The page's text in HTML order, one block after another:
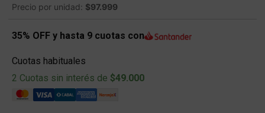
Precio por unidad: $97.999
35% OFF y hasta 9 cuotas con
Cuotas habituales
2 Cuotas sin interés de $49.000